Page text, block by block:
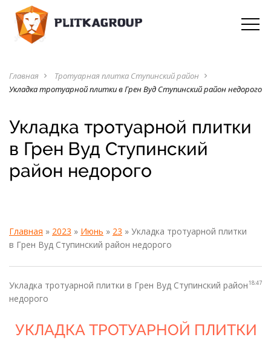
Главная navigate_next Тротуарная плитка Ступинский район navigate_next
Укладка тротуарной плитки в Грен Вуд Ступинский район недорого
Укладка тротуарной плитки
в Грен Вуд Ступинский
район недорого
Главная » 2023 » Июнь » 23 » Укладка тротуарной плитки
в Грен Вуд Ступинский район недорого
18:47
Укладка тротуарной плитки в Грен Вуд Ступинский район
недорого
УКЛАДКА ТРОТУАРНОЙ ПЛИТКИ